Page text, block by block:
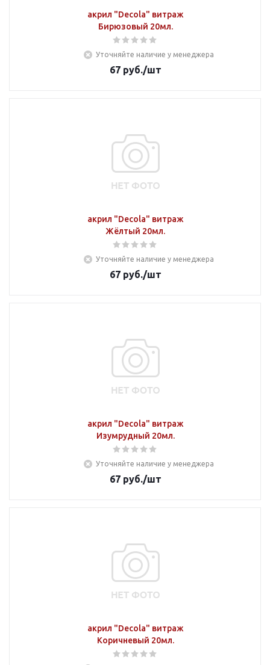
акрил "Decola" витраж
Бирюзовый 20мл.
Уточняйте наличие у менеджера
67руб./шт
акрил "Decola" витраж
Жёлтый 20мл.
Уточняйте наличие у менеджера
67руб./шт
акрил "Decola" витраж
Изумрудный 20мл.
Уточняйте наличие у менеджера
67руб./шт
акрил "Decola" витраж
Коричневый 20мл.